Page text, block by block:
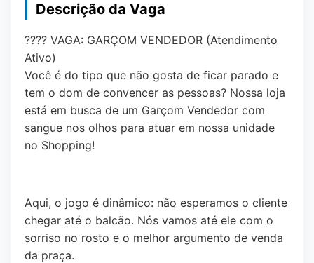
Descrição da Vaga
???? VAGA: GARÇOM VENDEDOR (Atendimento
Ativo)
Você é do tipo que não gosta de ficar parado e
tem o dom de convencer as pessoas? Nossa loja
está em busca de um Garçom Vendedor com
sangue nos olhos para atuar em nossa unidade
no Shopping!
Aqui, o jogo é dinâmico: não esperamos o cliente
chegar até o balcão. Nós vamos até ele com o
sorriso no rosto e o melhor argumento de venda
da praça.